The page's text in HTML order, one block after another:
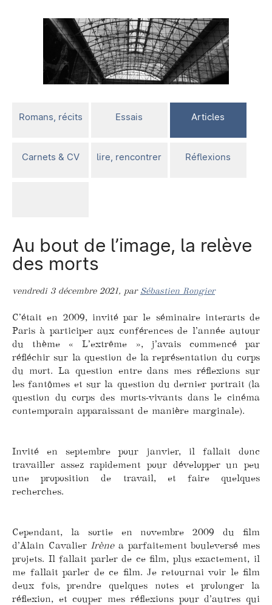
Romans, récits Essais Articles
Carnets & CV lire, rencontrer Réflexions
Au bout de l’image, la relève
des morts
vendredi 3 décembre 2021, par Sébastien Rongier
C’était en 2009, invité par le séminaire interarts de
Paris à participer aux conférences de l’année autour
du thème « L’extrême », j’avais commencé par
réfléchir sur la question de la représentation du corps
du mort. La question entre dans mes réflexions sur
les fantômes et sur la question du dernier portrait (la
question du corps des morts-vivants dans le cinéma
contemporain apparaissant de manière marginale).
Invité en septembre pour janvier, il fallait donc
travailler assez rapidement pour développer un peu
une proposition de travail, et faire quelques
recherches.
Cependant, la sortie en novembre 2009 du film
d’Alain Cavalier Irènea parfaitement bouleversé mes
projets. Il fallait parler de ce film, plus exactement, il
me fallait parler de ce film. Je retournai voir le film
deux fois, prendre quelques notes et prolonger la
réflexion, et couper mes réflexions pour d’autres qui